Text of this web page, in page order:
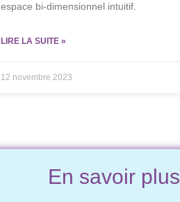
espace bi-dimensionnel intuitif.
LIRE LA SUITE »
12 novembre 2023
En savoir plus